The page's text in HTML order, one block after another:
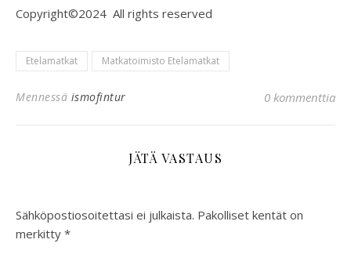
Copyright©2024 All rights reserved
Etelamatkat Matkatoimisto Etelamatkat
Mennessä ismofintur 0 kommenttia
JÄTÄ VASTAUS
Sähköpostiosoitettasi ei julkaista. Pakolliset kentät on
merkitty *